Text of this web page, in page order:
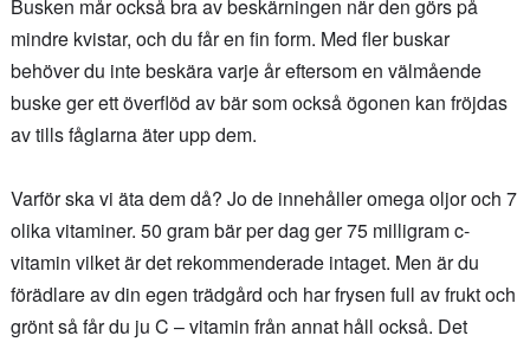
Busken mår också bra av beskärningen när den görs på
mindre kvistar, och du får en fin form. Med fler buskar
behöver du inte beskära varje år eftersom en välmående
buske ger ett överflöd av bär som också ögonen kan fröjdas
av tills fåglarna äter upp dem.
Varför ska vi äta dem då? Jo de innehåller omega oljor och 7
olika vitaminer. 50 gram bär per dag ger 75 milligram c-
vitamin vilket är det rekommenderade intaget. Men är du
förädlare av din egen trädgård och har frysen full av frukt och
grönt så får du ju C – vitamin från annat håll också. Det